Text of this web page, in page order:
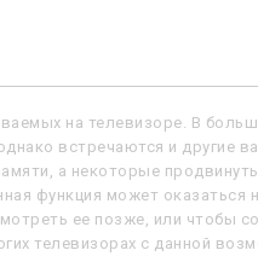
на телевизоре. В
встречаются и другие
а некоторые
функция может оказаться
ее позже, или чтобы
телевизорах с данной